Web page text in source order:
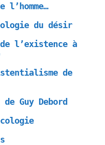
l’homme…
du désir
l’existence à
de
Guy Debord